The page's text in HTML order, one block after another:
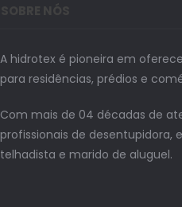
A hidrotex é pioneira em
para residências, prédios e
Com mais de 04 décadas de
profissionais de desentupidora,
telhadista e marido de aluguel.